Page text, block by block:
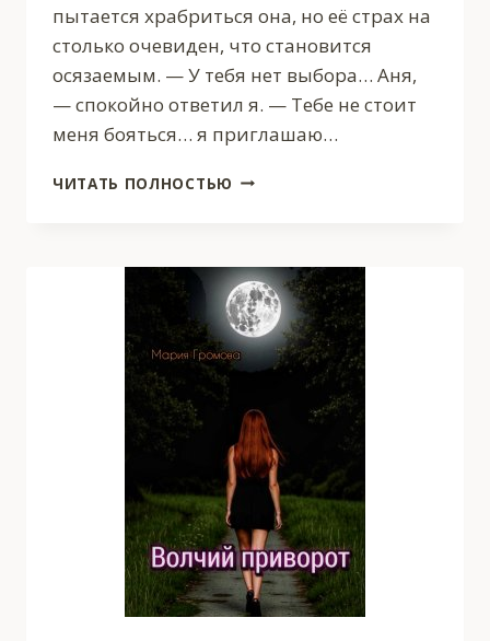
пытается храбриться она, но её страх на
столько очевиден, что становится
осязаемым. — У тебя нет выбора… Аня,
— спокойно ответил я. — Тебе не стоит
меня бояться… я приглашаю…
ЧИТАТЬ ПОЛНОСТЬЮ ВО